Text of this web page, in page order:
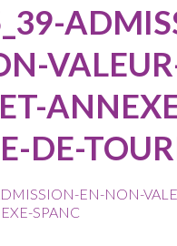
DE-
EN-NON-
SPANC